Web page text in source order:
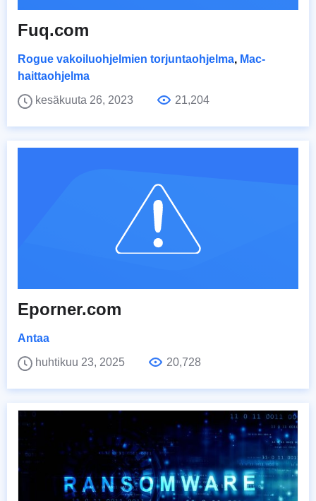
Fuq.com
Rogue vakoiluohjelmien torjuntaohjelma, Mac-
haittaohjelma
kesäkuuta 26, 2023
21,204
Eporner.com
Antaa
huhtikuu 23, 2025
20,728